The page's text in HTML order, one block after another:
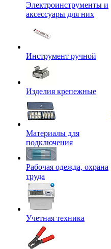
Электроинструменты и
аксессуары для них
Инструмент ручной
Изделия крепежные
Материалы для
подключения
Рабочая одежда, охрана
труда
Учетная техника